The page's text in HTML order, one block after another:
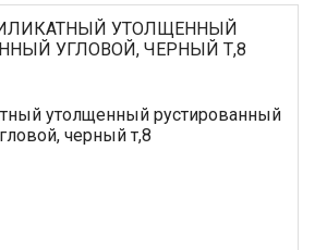
УТОЛЩЕННЫЙ
УГЛОВОЙ, ЧЕРНЫЙ Т,8